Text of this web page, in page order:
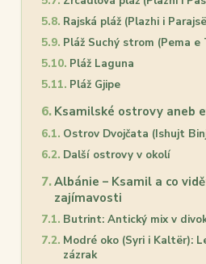
Rajská pláž (Plazhi i
Pláž Suchý strom (Pema e
Pláž Laguna
Pláž Gjipe
Ksamilské ostrovy aneb
Ostrov Dvojčata (Ishujt
Další ostrovy v okolí
Albánie – Ksamil a co
zajímavosti
Butrint: Antický mix v
Modré oko (Syri i Kaltër):
zázrak